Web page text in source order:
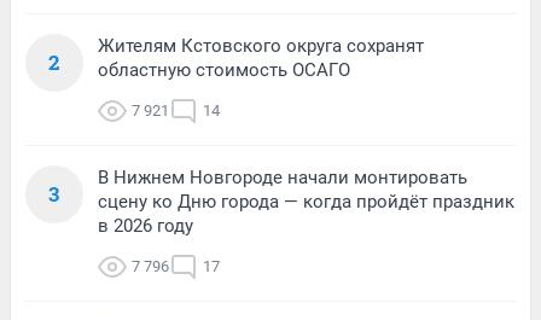
2
Жителям Кстовского округа сохранят
областную стоимость ОСАГО
7 921 14
3
В Нижнем Новгороде начали монтировать
сцену ко Дню города — когда пройдёт праздник
в 2026 году
7 796 17